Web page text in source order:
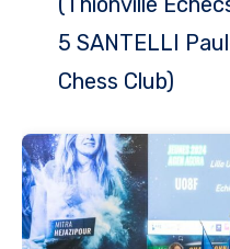
5 SANTELLI
Chess Club)